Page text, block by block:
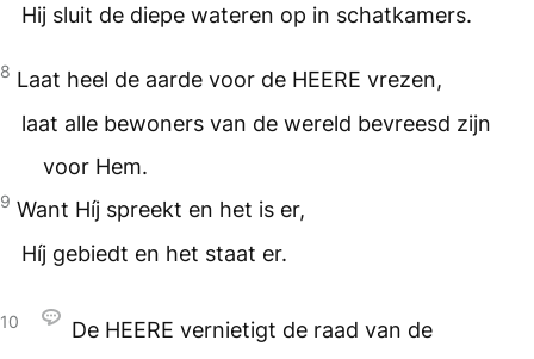
Hij sluit de diepe wateren op in schatkamers.
8 Laat heel de aarde voor de HEERE vrezen,
laat alle bewoners van de wereld bevreesd zijn
voor Hem.
9 Want Híj spreekt en het is er,
Híj gebiedt en het staat er.
10 De HEERE vernietigt de raad van de